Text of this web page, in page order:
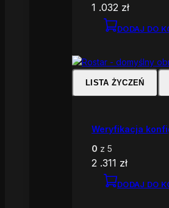
1 .032 zł
DODAJ DO
LISTA ŻYCZEŃ
Weryfikacja
0 z 5
2 .311 zł
DODAJ DO